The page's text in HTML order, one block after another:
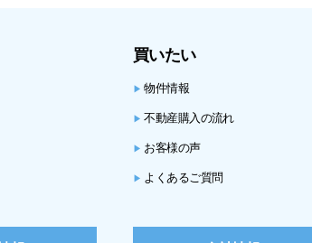
買いたい
▶物件情報
▶不動産購入の流れ
▶ お客様の声
▶ よくあるご質問